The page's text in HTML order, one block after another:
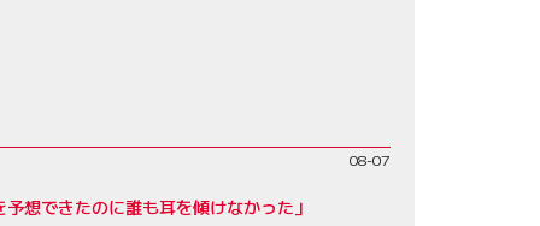
08-07
想できたのに誰も耳を傾けなかった」